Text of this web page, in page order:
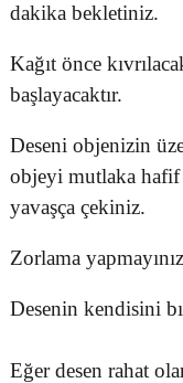
dakika bekletiniz.
Kağıt önce
başlayacaktır.
Deseni objenizin
objeyi mutlaka hafif
yavaşça çekiniz.
Zorlama
Desenin kendisini
Eğer desen rahat